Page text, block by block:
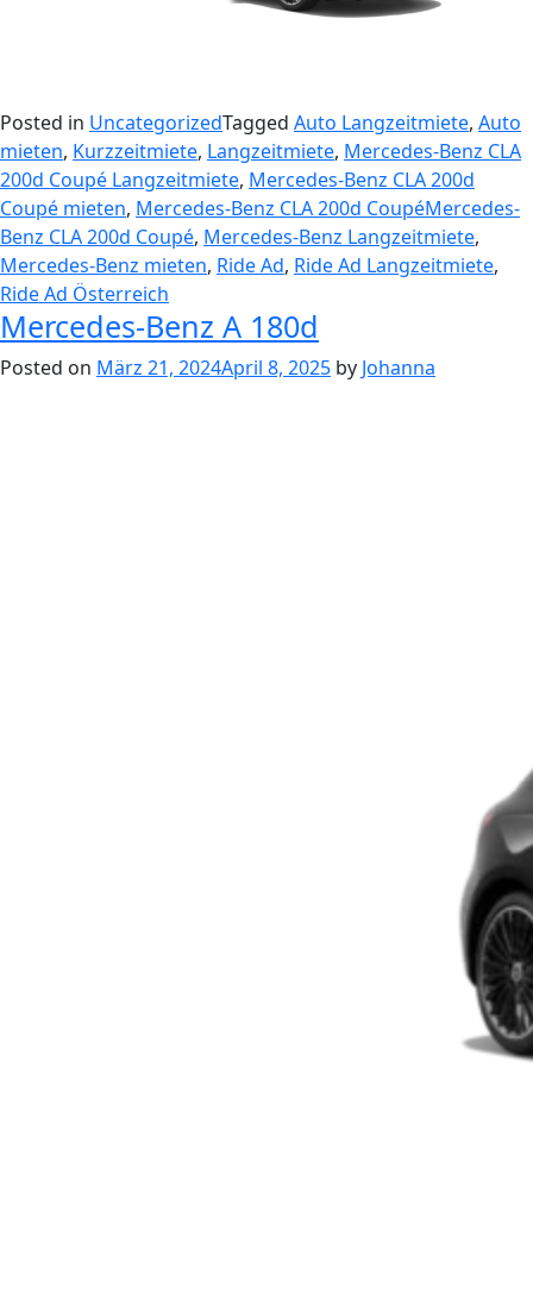
Posted in UncategorizedTagged Auto Langzeitmiete, Auto
mieten, Kurzzeitmiete, Langzeitmiete, Mercedes-Benz CLA
200d Coupé Langzeitmiete, Mercedes-Benz CLA 200d
Coupé mieten, Mercedes-Benz CLA 200d CoupéMercedes-
Benz CLA 200d Coupé, Mercedes-Benz Langzeitmiete,
Mercedes-Benz mieten, Ride Ad, Ride Ad Langzeitmiete,
Ride Ad Österreich
Mercedes-Benz A 180d
Posted on März 21, 2024April 8, 2025 by Johanna